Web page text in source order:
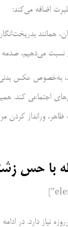
اضافه می‌کند:
همانند
می‌دهیم، صدمه
به‌خصوص عکس
اجتماعی
ظاهر، ورانداز
با حس
نیاز دارد. در